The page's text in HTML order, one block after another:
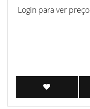
Login para ver preço